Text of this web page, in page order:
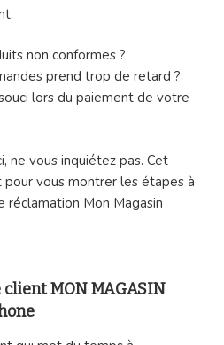
non conformes ?
prend trop de retard ?
lors du paiement de votre
ne vous inquiétez pas. Cet
vous montrer les étapes à
réclamation Mon Magasin
MON MAGASIN